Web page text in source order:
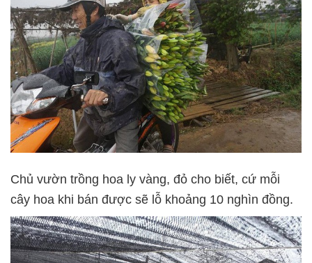
Chủ vườn trồng hoa ly vàng, đỏ cho biết, cứ mỗi
cây hoa khi bán được sẽ lỗ khoảng 10 nghìn đồng.